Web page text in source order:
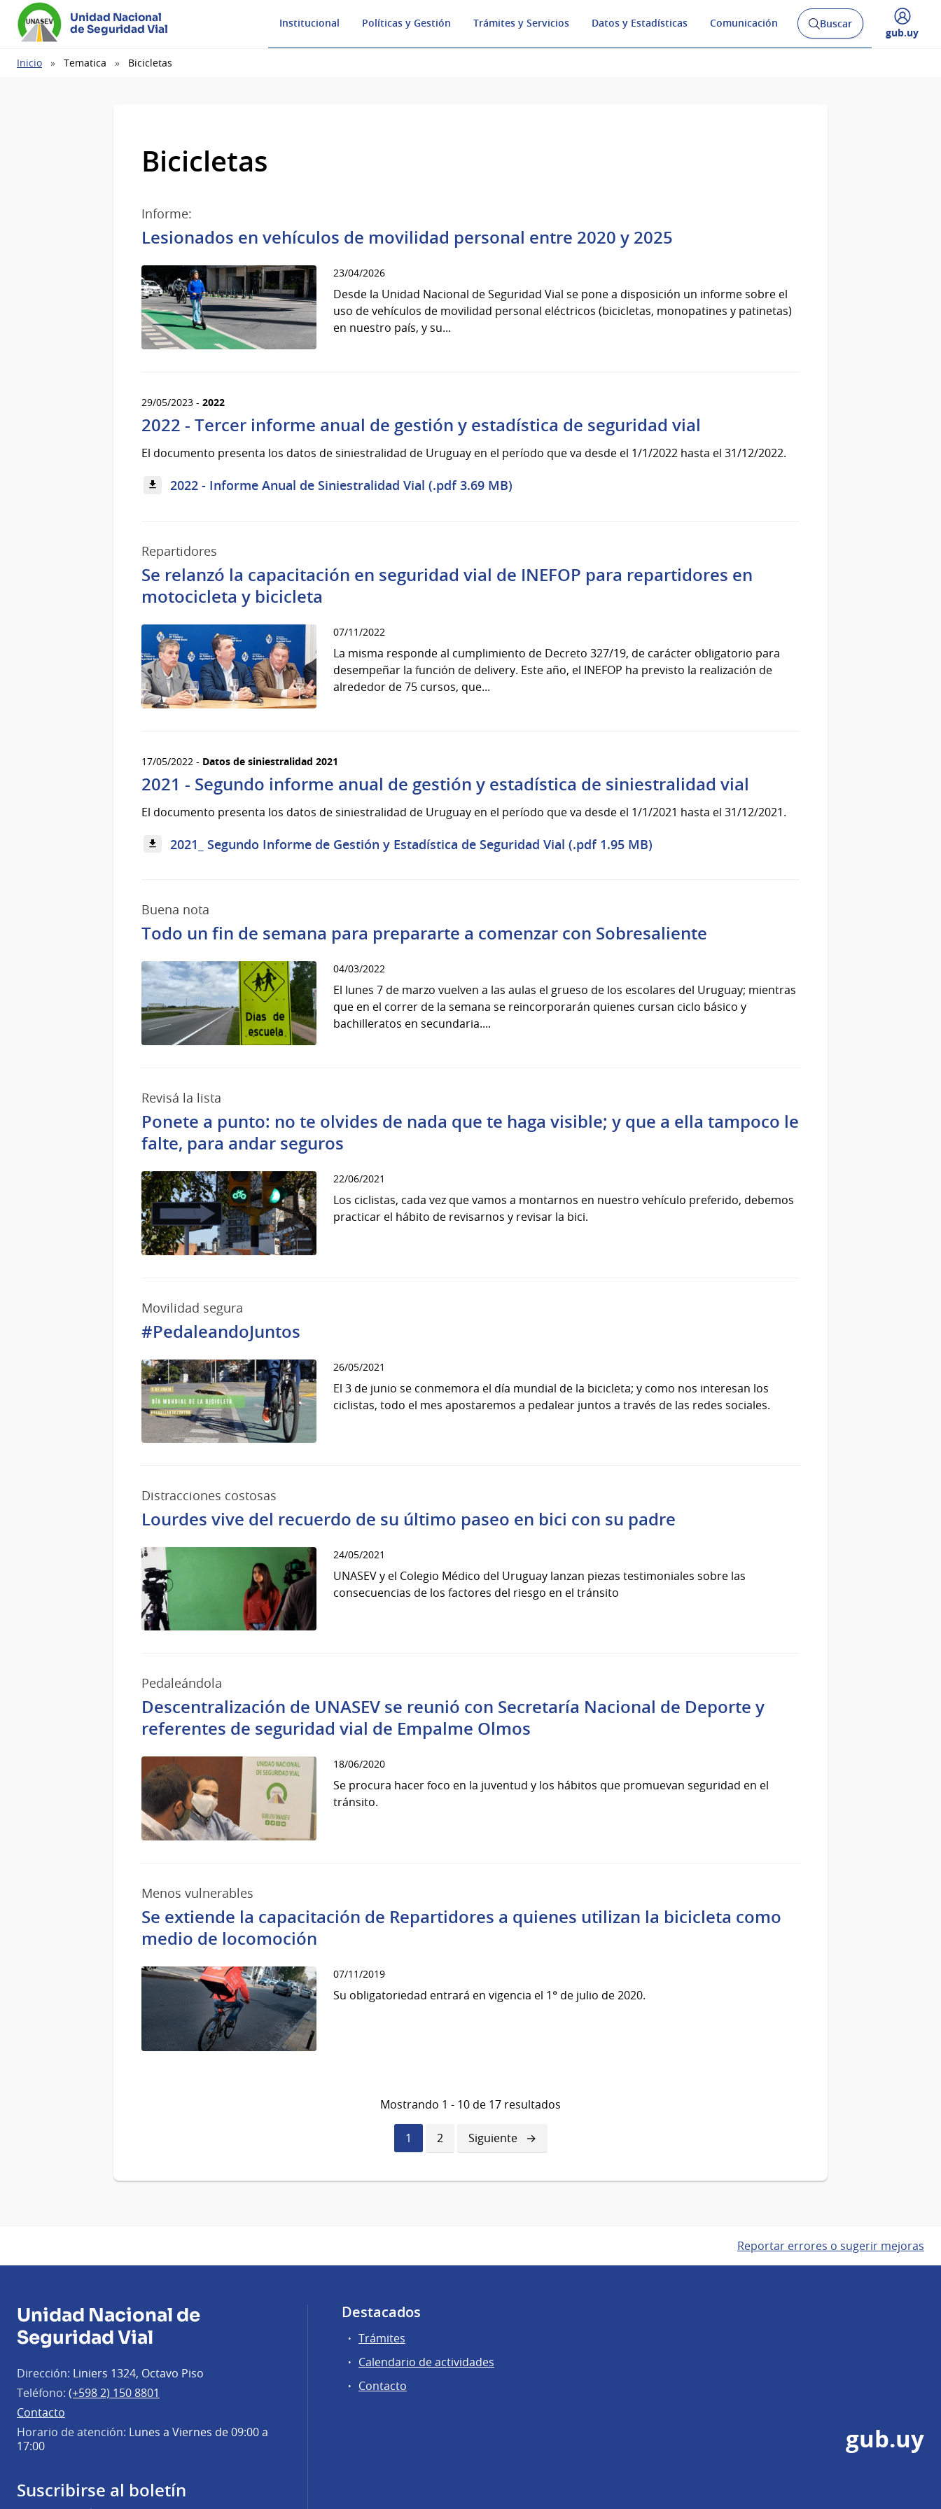
Unidad Nacional
de Seguridad Vial
Institucional Políticas y Gestión Trámites y Servicios Datos y Estadísticas Comunicación
Abrir
buscador
Buscar
Desplegar
gub.uy
Ruta
Inicio Tematica Bicicletas
Bicicletas
Informe:
Lesionados en vehículos de movilidad personal entre 2020 y 2025
23/04/2026
Desde la Unidad Nacional de Seguridad Vial se pone a disposición un informe sobre el
uso de vehículos de movilidad personal eléctricos (bicicletas, monopatines y patinetas)
en nuestro país, y su...
29/05/2023 -2022
2022 - Tercer informe anual de gestión y estadística de seguridad vial
El documento presenta los datos de siniestralidad de Uruguay en el período que va desde el 1/1/2022 hasta el 31/12/2022.
2022 - Informe Anual de Siniestralidad Vial (.pdf 3.69 MB)
Repartidores
Se relanzó la capacitación en seguridad vial de INEFOP para repartidores en
motocicleta y bicicleta
07/11/2022
La misma responde al cumplimiento de Decreto 327/19, de carácter obligatorio para
desempeñar la función de delivery. Este año, el INEFOP ha previsto la realización de
alrededor de 75 cursos, que...
17/05/2022 - Datos de siniestralidad 2021
2021 - Segundo informe anual de gestión y estadística de siniestralidad vial
El documento presenta los datos de siniestralidad de Uruguay en el período que va desde el 1/1/2021 hasta el 31/12/2021.
2021_ Segundo Informe de Gestión y Estadística de Seguridad Vial (.pdf 1.95 MB)
Buena nota
Todo un fin de semana para prepararte a comenzar con Sobresaliente
04/03/2022
El lunes 7 de marzo vuelven a las aulas el grueso de los escolares del Uruguay; mientras
que en el correr de la semana se reincorporarán quienes cursan ciclo básico y
bachilleratos en secundaria....
Revisá la lista
Ponete a punto: no te olvides de nada que te haga visible; y que a ella tampoco le
falte, para andar seguros
22/06/2021
Los ciclistas, cada vez que vamos a montarnos en nuestro vehículo preferido, debemos
practicar el hábito de revisarnos y revisar la bici.
Movilidad segura
#PedaleandoJuntos
26/05/2021
El 3 de junio se conmemora el día mundial de la bicicleta; y como nos interesan los
ciclistas, todo el mes apostaremos a pedalear juntos a través de las redes sociales.
Distracciones costosas
Lourdes vive del recuerdo de su último paseo en bici con su padre
24/05/2021
UNASEV y el Colegio Médico del Uruguay lanzan piezas testimoniales sobre las
consecuencias de los factores del riesgo en el tránsito
Pedaleándola
Descentralización de UNASEV se reunió con Secretaría Nacional de Deporte y
referentes de seguridad vial de Empalme Olmos
18/06/2020
Se procura hacer foco en la juventud y los hábitos que promuevan seguridad en el
tránsito.
Menos vulnerables
Se extiende la capacitación de Repartidores a quienes utilizan la bicicleta como
medio de locomoción
07/11/2019
Su obligatoriedad entrará en vigencia el 1° de julio de 2020.
Mostrando 1 - 10 de 17 resultados
Página
actual
1 Página
2
Siguiente
página
Siguiente
Reportar errores o sugerir mejoras
Unidad Nacional de
Seguridad Vial
Dirección: Liniers 1324, Octavo Piso
Teléfono: (+598 2) 150 8801
Contacto
Horario de atención: Lunes a Viernes de 09:00 a
17:00
Suscribirse al boletín
Destacados
Trámites
Calendario de actividades
Contacto
gub.uy